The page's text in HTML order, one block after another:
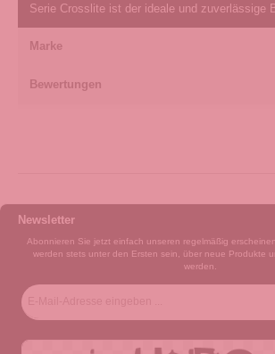
Serie Crosslite ist der ideale und zuverlässige
Marke
Bewertungen
Newsletter
Abonnieren Sie jetzt einfach unseren regelmäßig
werden stets unter den Ersten sein, über neue Produkte
werden.